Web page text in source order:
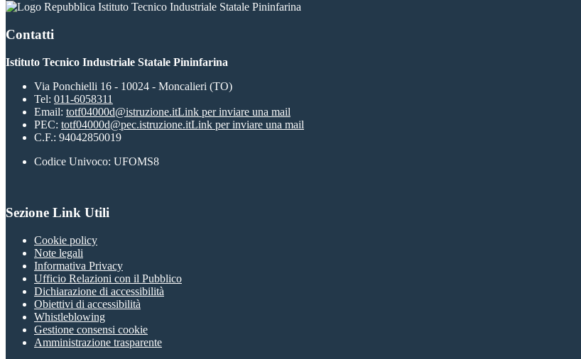
Istituto Tecnico Industriale Statale Pininfarina
Contatti
Istituto Tecnico Industriale Statale Pininfarina
Via Ponchielli 16 - 10024 - Moncalieri (TO)
Tel: 011-6058311
Email: totf04000d@istruzione.itLink per inviare una mail
PEC: totf04000d@pec.istruzione.itLink per inviare una mail
C.F.: 94042850019
Codice Univoco: UFOMS8
Sezione Link Utili
Cookie policy
Note legali
Informativa Privacy
Ufficio Relazioni con il Pubblico
Dichiarazione di accessibilità
Obiettivi di accessibilità
Whistleblowing
Gestione consensi cookie
Amministrazione trasparente